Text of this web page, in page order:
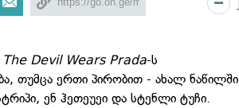
The Devil Wears Prada-ს
თუმცა ერთი პირობით - ახალ ნაწილში
ენ ჰეთეუეი და სტენლი ტუჩი.